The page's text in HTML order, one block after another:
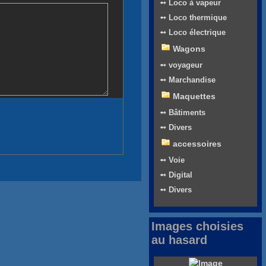
➻ Loco à vapeur
➻ Loco thermique
➻ Loco électrique
Wagons
➻ voyageur
➻ Marchandise
Maquettes
➻ Bâtiments
➻ Divers
accessoires
➻ Voie
➻ Digital
➻ Divers
Images choisies
au hasard